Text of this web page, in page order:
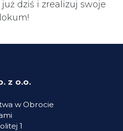
dziś i zrealizuj swoje
z o.o.
w Obrocie
1